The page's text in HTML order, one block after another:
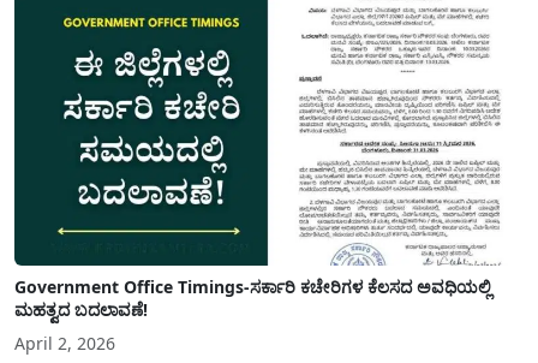
Government Office Timings-ಸರ್ಕಾರಿ ಕಚೇರಿಗಳ ಕೆಲಸದ ಅವಧಿಯಲ್ಲಿ
ಮಹತ್ವದ ಬದಲಾವಣೆ!
April 2, 2026